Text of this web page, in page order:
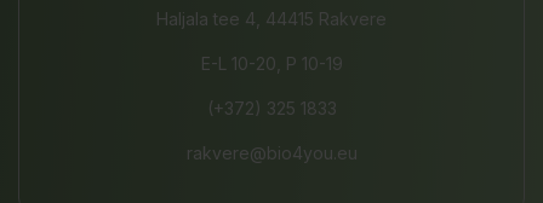
Haljala tee 4, 44415 Rakvere
E-L 10-20, P 10-19
(+372) 325 1833
rakvere@bio4you.eu